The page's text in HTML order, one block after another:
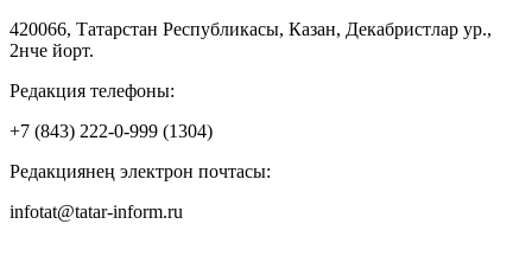
420066, Татарстан Республикасы, Казан, Декабристлар ур.,
2нче йорт.
Редакция телефоны:
+7 (843) 222-0-999 (1304)
Редакциянең электрон почтасы:
infotat@tatar-inform.ru